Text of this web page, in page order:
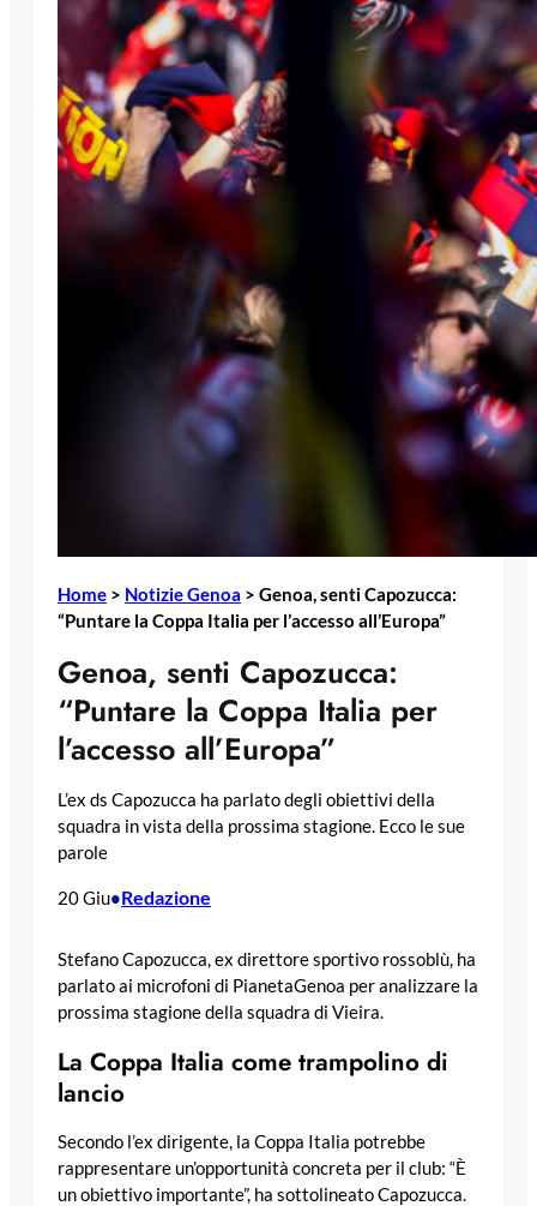
Home > Notizie Genoa > Genoa, senti Capozucca:
“Puntare la Coppa Italia per l’accesso all’Europa”
Genoa, senti Capozucca:
“Puntare la Coppa Italia per
l’accesso all’Europa”
L’ex ds Capozucca ha parlato degli obiettivi della
squadra in vista della prossima stagione. Ecco le sue
parole
20 Giu•Redazione
Stefano Capozucca, ex direttore sportivo rossoblù, ha
parlato ai microfoni di PianetaGenoa per analizzare la
prossima stagione della squadra di Vieira.
La Coppa Italia come trampolino di
lancio
Secondo l’ex dirigente, la Coppa Italia potrebbe
rappresentare un’opportunità concreta per il club: “È
un obiettivo importante”, ha sottolineato Capozucca.